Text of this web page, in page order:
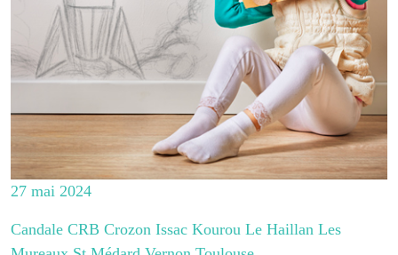
27 mai 2024
Candale CRB Crozon Issac Kourou Le Haillan Les